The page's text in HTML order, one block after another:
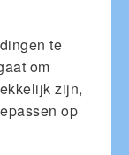
te
om
zijn,
op